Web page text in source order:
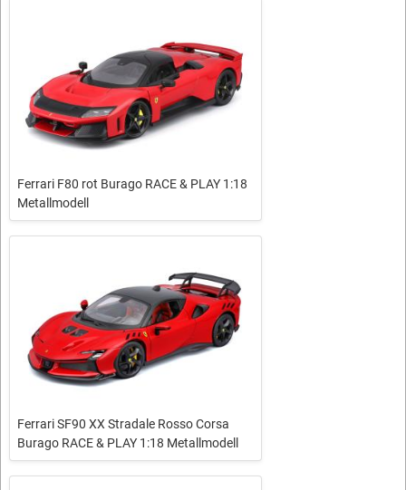
Ferrari F80 rot Burago RACE & PLAY 1:18
Metallmodell
Ferrari SF90 XX Stradale Rosso Corsa
Burago RACE & PLAY 1:18 Metallmodell